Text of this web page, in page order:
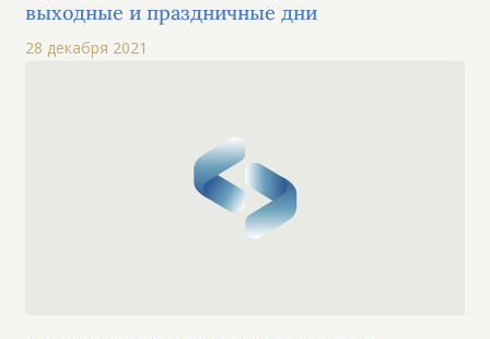
выходные и праздничные дни
28 декабря 2021